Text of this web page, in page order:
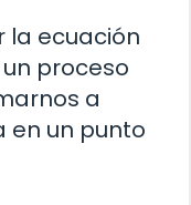
la ecuación
proceso
a
en un punto